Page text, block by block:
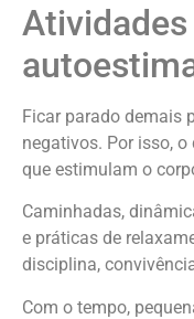
Ficar parado demais
negativos. Por isso,
que estimulam o
Caminhadas,
e práticas de
disciplina,
Com o tempo,